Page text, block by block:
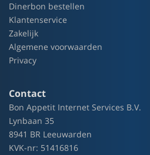
Dinerbon bestellen
Klantenservice
Zakelijk
Algemene voorwaarden
Privacy
Contact
Bon Appetit Internet Services B.V.
Lynbaan 35
8941 BR Leeuwarden
KVK-nr: 51416816